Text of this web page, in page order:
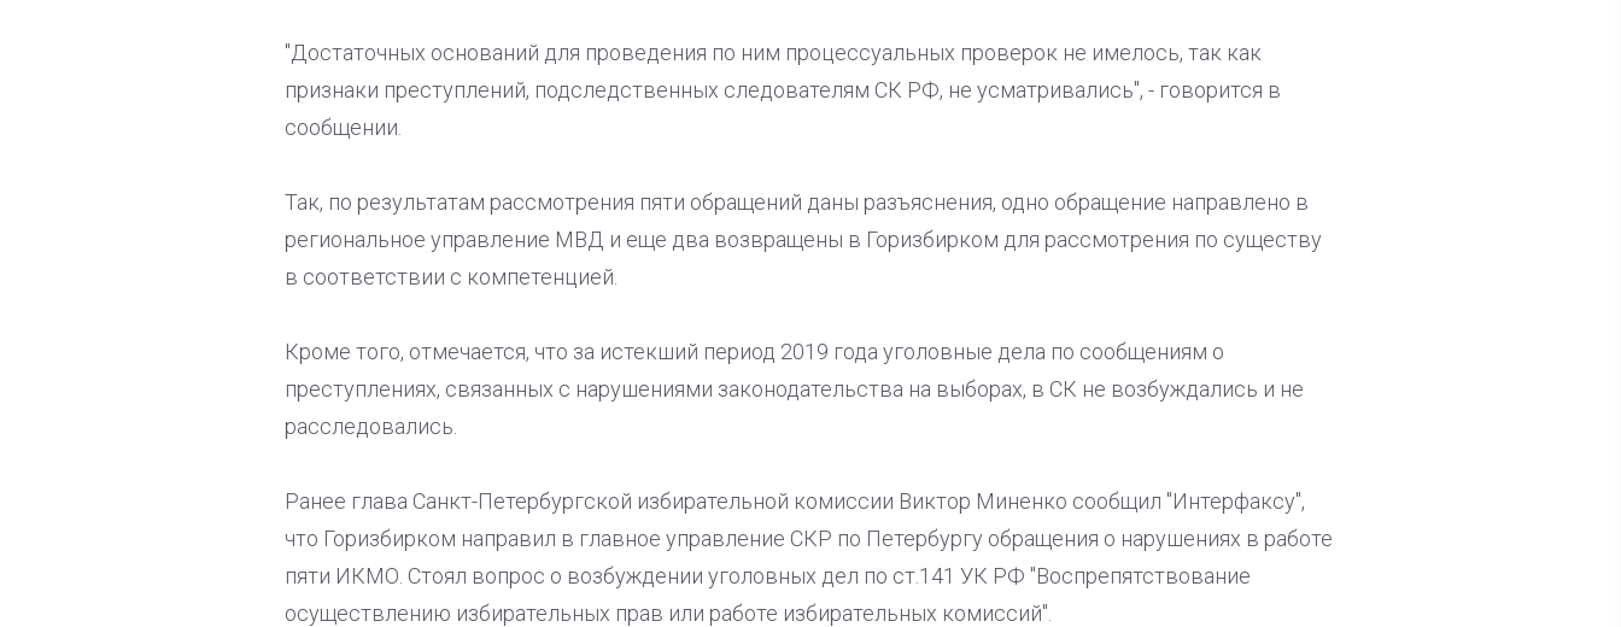
"Достаточных оснований для проведения по ним процессуальных проверок не имелось, так как
признаки преступлений, подследственных следователям СК РФ, не усматривались", - говорится в
сообщении.
Так, по результатам рассмотрения пяти обращений даны разъяснения, одно обращение направлено в
региональное управление МВД и еще два возвращены в Горизбирком для рассмотрения по существу
в соответствии с компетенцией.
Кроме того, отмечается, что за истекший период 2019 года уголовные дела по сообщениям о
преступлениях, связанных с нарушениями законодательства на выборах, в СК не возбуждались и не
расследовались.
Ранее глава Санкт-Петербургской избирательной комиссии Виктор Миненко сообщил "Интерфаксу",
что Горизбирком направил в главное управление СКР по Петербургу обращения о нарушениях в работе
пяти ИКМО. Стоял вопрос о возбуждении уголовных дел по ст.141 УК РФ "Воспрепятствование
осуществлению избирательных прав или работе избирательных комиссий".